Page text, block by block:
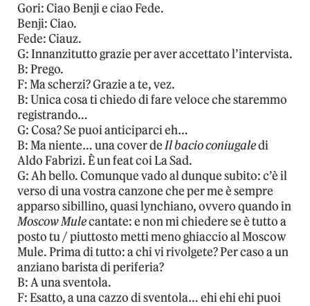
Gori: Ciao Benji e ciao Fede.
Benji: Ciao.
Fede: Ciauz.
G: Innanzitutto grazie per aver accettato l’intervista.
B: Prego.
F: Ma scherzi? Grazie a te, vez.
B: Unica cosa ti chiedo di fare veloce che staremmo
registrando…
G: Cosa? Se puoi anticiparci eh…
B: Ma niente… una cover deIl bacio coniugaledi
Aldo Fabrizi. È un feat coi La Sad.
G: Ah bello. Comunque vado al dunque subito: c’è il
verso di una vostra canzone che per me è sempre
apparso sibillino, quasi lynchiano, ovvero quando in
Moscow Mulecantate: e non mi chiedere se è tutto a
posto tu / piuttosto metti meno ghiaccio al Moscow
Mule. Prima di tutto: a chi vi rivolgete? Per caso a un
anziano barista di periferia?
B: A una sventola.
F: Esatto, a una cazzo di sventola… ehi ehi ehi puoi